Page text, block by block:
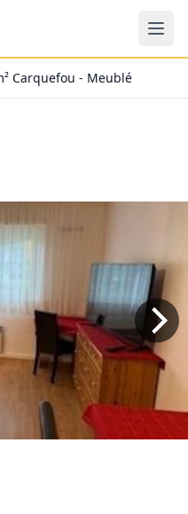
Carquefou - Meublé